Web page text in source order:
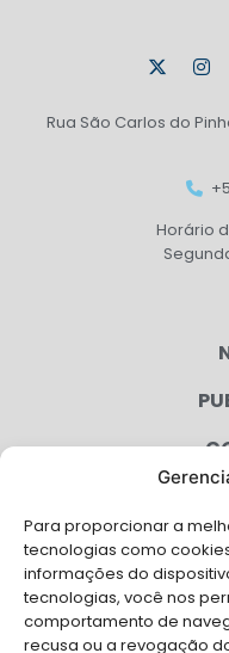
Para proporcionar a
tecnologias como
informações do
tecnologias, você nos
comportamento de
recusa ou a revogação
Rua São Carlos do
Horário